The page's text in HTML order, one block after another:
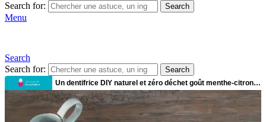
Search for:
Search
Menu
Search
Search for:
Search